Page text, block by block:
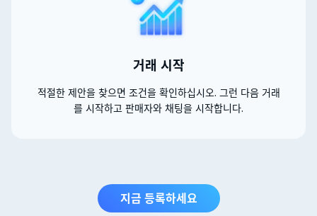
거래 시작
적절한 제안을 찾으면 조건을 확인하십시오. 그런 다음 거래
를 시작하고 판매자와 채팅을 시작합니다.
지금 등록하세요